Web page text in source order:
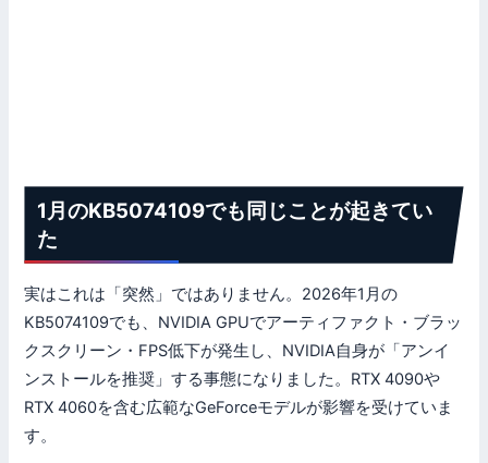
1月のKB5074109でも同じことが起きてい
た
実はこれは「突然」ではありません。2026年1月の
KB5074109でも、NVIDIA GPUでアーティファクト・ブラッ
クスクリーン・FPS低下が発生し、NVIDIA自身が「アンイ
ンストールを推奨」する事態になりました。RTX 4090や
RTX 4060を含む広範なGeForceモデルが影響を受けていま
す。